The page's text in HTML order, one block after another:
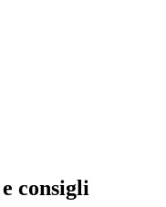
consigli